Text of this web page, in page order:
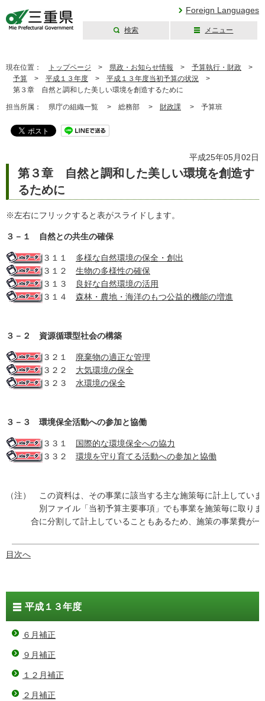
Foreign Languages
検索 メニュー
現在位置： トップページ > 県政・お知らせ情報 > 予算執行・財政 >
予算 > 平成１３年度 > 平成１３年度当初予算の状況 >
第３章 自然と調和した美しい環境を創造するために
担当所属： 県庁の組織一覧 > 総務部 > 財政課 > 予算班
平成25年05月02日
第３章 自然と調和した美しい環境を創造す
るために
※左右にフリックすると表がスライドします。
３－１ 自然との共生の確保
３１１
多様な自然環境の保全・創出
３１２
生物の多様性の確保
３１３
良好な自然環境の活用
３１４
森林・農地・海洋のもつ公益的機能の増進
３－２ 資源循環型社会の構築
３２１
廃棄物の適正な管理
３２２
大気環境の保全
３２３
水環境の保全
３－３ 環境保全活動への参加と協働
３３１
国際的な環境保全への協力
３３２
環境を守り育てる活動への参加と協働
（注）
この資料は、その事業に該当する主な施策毎に計上していま
別ファイル「当初予算主要事項」でも事業を施策毎に取り
合に分割して計上していることもあるため、施策の事業費が
目次へ
平成１３年度
６月補正
９月補正
１２月補正
２月補正